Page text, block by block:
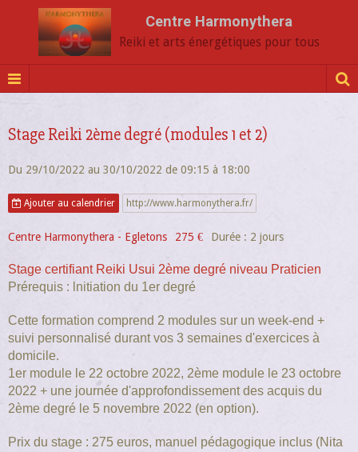
Centre Harmonythera
Reiki et arts énergétiques pour tous
Stage Reiki 2ème degré (modules 1 et 2)
Du 29/10/2022 au 30/10/2022 de 09:15 à 18:00
Ajouter au calendrier http://www.harmonythera.fr/
Centre Harmonythera - Egletons 275 € Durée : 2 jours
Stage certifiant Reiki Usui 2ème degré niveau Praticien
Prérequis : lnitiation du 1er degré
Cette formation comprend 2 modules sur un week-end +
suivi personnalisé durant vos 3 semaines d'exercices à
domicile.
1er module le 22 octobre 2022, 2ème module le 23 octobre
2022 + une journée d'approfondissement des acquis du
2ème degré le 5 novembre 2022 (en option).
Prix du stage : 275 euros, manuel pédagogique inclus (Nita